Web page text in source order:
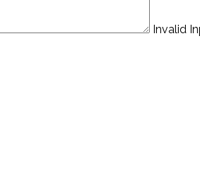
Invalid